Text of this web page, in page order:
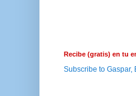
Recibe (gratis) en tu
Subscribe to Gaspar,